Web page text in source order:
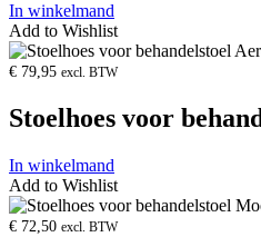
In winkelmand
Add to Wishlist
Product
openen
€ 79,95 excl. BTW
Stoelhoes voor
In winkelmand
Add to Wishlist
Product
openen
€ 72,50 excl. BTW